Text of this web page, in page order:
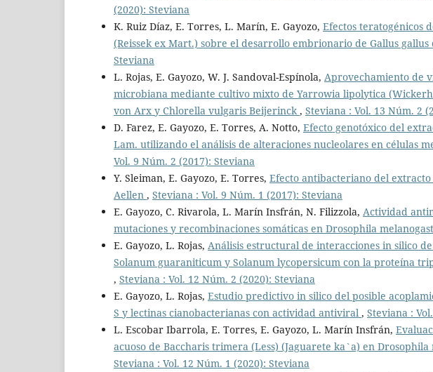
(2020): Steviana
K. Ruiz Díaz, E. Torres, L. Marín, E. Gayozo, Efectos teratogénicos
(Reissek ex Mart.) sobre el desarrollo embrionario de Gallus gallus
Steviana
L. Rojas, E. Gayozo, W. J. Sandoval-Espínola, Aprovechamiento de
microbiana mediante cultivo mixto de Yarrowia lipolytica
von Arx y Chlorella vulgaris Beijerinck , Steviana : Vol. 13 Núm. 2
D. Farez, E. Gayozo, E. Torres, A. Notto, Efecto genotóxico del
Lam. utilizando el análisis de alteraciones nucleolares en células
Vol. 9 Núm. 2 (2017): Steviana
Y. Sleiman, E. Gayozo, E. Torres, Efecto antibacteriano del
Aellen , Steviana : Vol. 9 Núm. 1 (2017): Steviana
E. Gayozo, C. Rivarola, L. Marín Insfrán, N. Filizzola, Actividad
mutaciones y recombinaciones somáticas en Drosophila
E. Gayozo, L. Rojas, Análisis estructural de interacciones in silico
Solanum guaraniticum y Solanum lycopersicum con la proteína
, Steviana : Vol. 12 Núm. 2 (2020): Steviana
E. Gayozo, L. Rojas, Estudio predictivo in silico del posible
S y lectinas cianobacterianas con actividad antiviral , Steviana :
L. Escobar Ibarrola, E. Torres, E. Gayozo, L. Marín Insfrán,
acuoso de Baccharis trimera (Less) (Jaguarete ka`a) en
Steviana : Vol. 12 Núm. 1 (2020): Steviana